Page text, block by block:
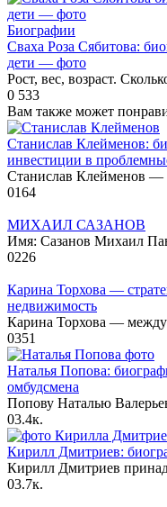
Биографии
Сваха Роза Сябитова:
дети — фото
Рост, вес, возраст.
0 533
Вам также может
Станислав Клейменов:
инвестиции в
Станислав Клейменов —
0164
МИХАИЛ САЗАНОВ
Имя: Сазанов Михаил
0226
Карина Торхова —
недвижимость
Карина Торхова —
0351
Наталья Попова:
омбудсмена
Попову Наталью
03.4к.
Кирилл Дмитриев:
Кирилл Дмитриев
03.7к.